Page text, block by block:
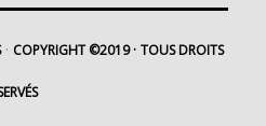
COPYRIGHT ©2019 TOUS DROITS